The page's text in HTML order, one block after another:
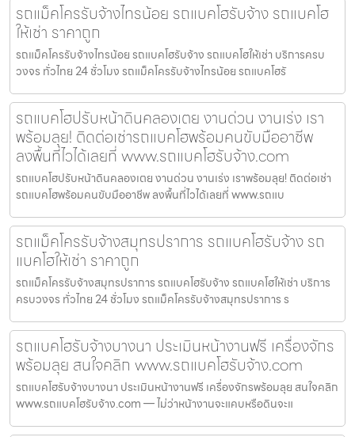
รถแม็คโครรับจ้างไทรน้อย รถแบคโฮรับจ้าง รถแบคโฮ
ให้เช่า ราคาถูก
รถแม็คโครรับจ้างไทรน้อย รถแบคโฮรับจ้าง รถแบคโฮให้เช่า บริการครบ
วงจร ทั่วไทย 24 ชั่วโมง รถแม็คโครรับจ้างไทรน้อย รถแบคโฮรั
รถแบคโฮปรับหน้าดินคลองเตย งานด่วน งานเร่ง เรา
พร้อมลุย! ติดต่อเช่ารถแบคโฮพร้อมคนขับมืออาชีพ
ลงพื้นที่ไวได้เลยที่ www.รถแบคโฮรับจ้าง.com
รถแบคโฮปรับหน้าดินคลองเตย งานด่วน งานเร่ง เราพร้อมลุย! ติดต่อเช่า
รถแบคโฮพร้อมคนขับมืออาชีพ ลงพื้นที่ไวได้เลยที่ www.รถแบ
รถแม็คโครรับจ้างสมุทรปราการ รถแบคโฮรับจ้าง รถ
แบคโฮให้เช่า ราคาถูก
รถแม็คโครรับจ้างสมุทรปราการ รถแบคโฮรับจ้าง รถแบคโฮให้เช่า บริการ
ครบวงจร ทั่วไทย 24 ชั่วโมง รถแม็คโครรับจ้างสมุทรปราการ ร
รถแบคโฮรับจ้างบางนา ประเมินหน้างานฟรี เครื่องจักร
พร้อมลุย สนใจคลิก www.รถแบคโฮรับจ้าง.com
รถแบคโฮรับจ้างบางนา ประเมินหน้างานฟรี เครื่องจักรพร้อมลุย สนใจคลิก
www.รถแบคโฮรับจ้าง.com — ไม่ว่าหน้างานจะแคบหรือดินจะแ